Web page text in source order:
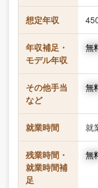
想定年収
年収補足・
モデル年収
無
その他手当
など
無
就業時間 就
残業時間・
就業時間補
足
無